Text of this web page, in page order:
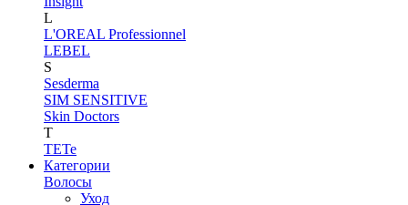
L
L'OREAL Professionnel
LEBEL
S
Sesderma
SIM SENSITIVE
Skin Doctors
T
TETe
Категории
Волосы
Уход